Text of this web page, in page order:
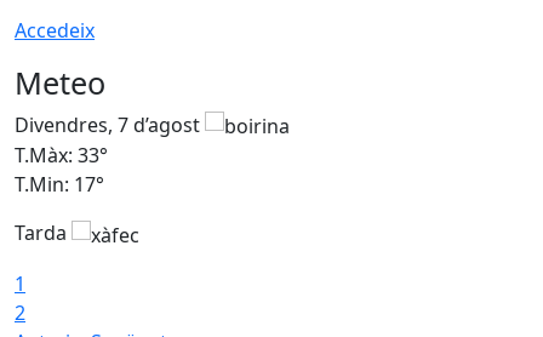
Accedeix
Meteo
Divendres, 7 d’agost
T.Màx: 33°
T.Min: 17°
Tarda
1
2